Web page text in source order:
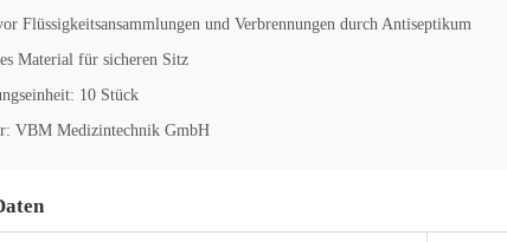
Flüssigkeitsansammlungen und Verbrennungen durch Antiseptikum
Material für sicheren Sitz
10 Stück
VBM Medizintechnik GmbH